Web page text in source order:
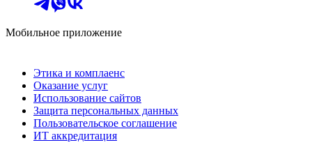
Мобильное приложение
Этика и комплаенс
Оказание услуг
Использование сайтов
Защита персональных данных
Пользовательское соглашение
ИТ аккредитация